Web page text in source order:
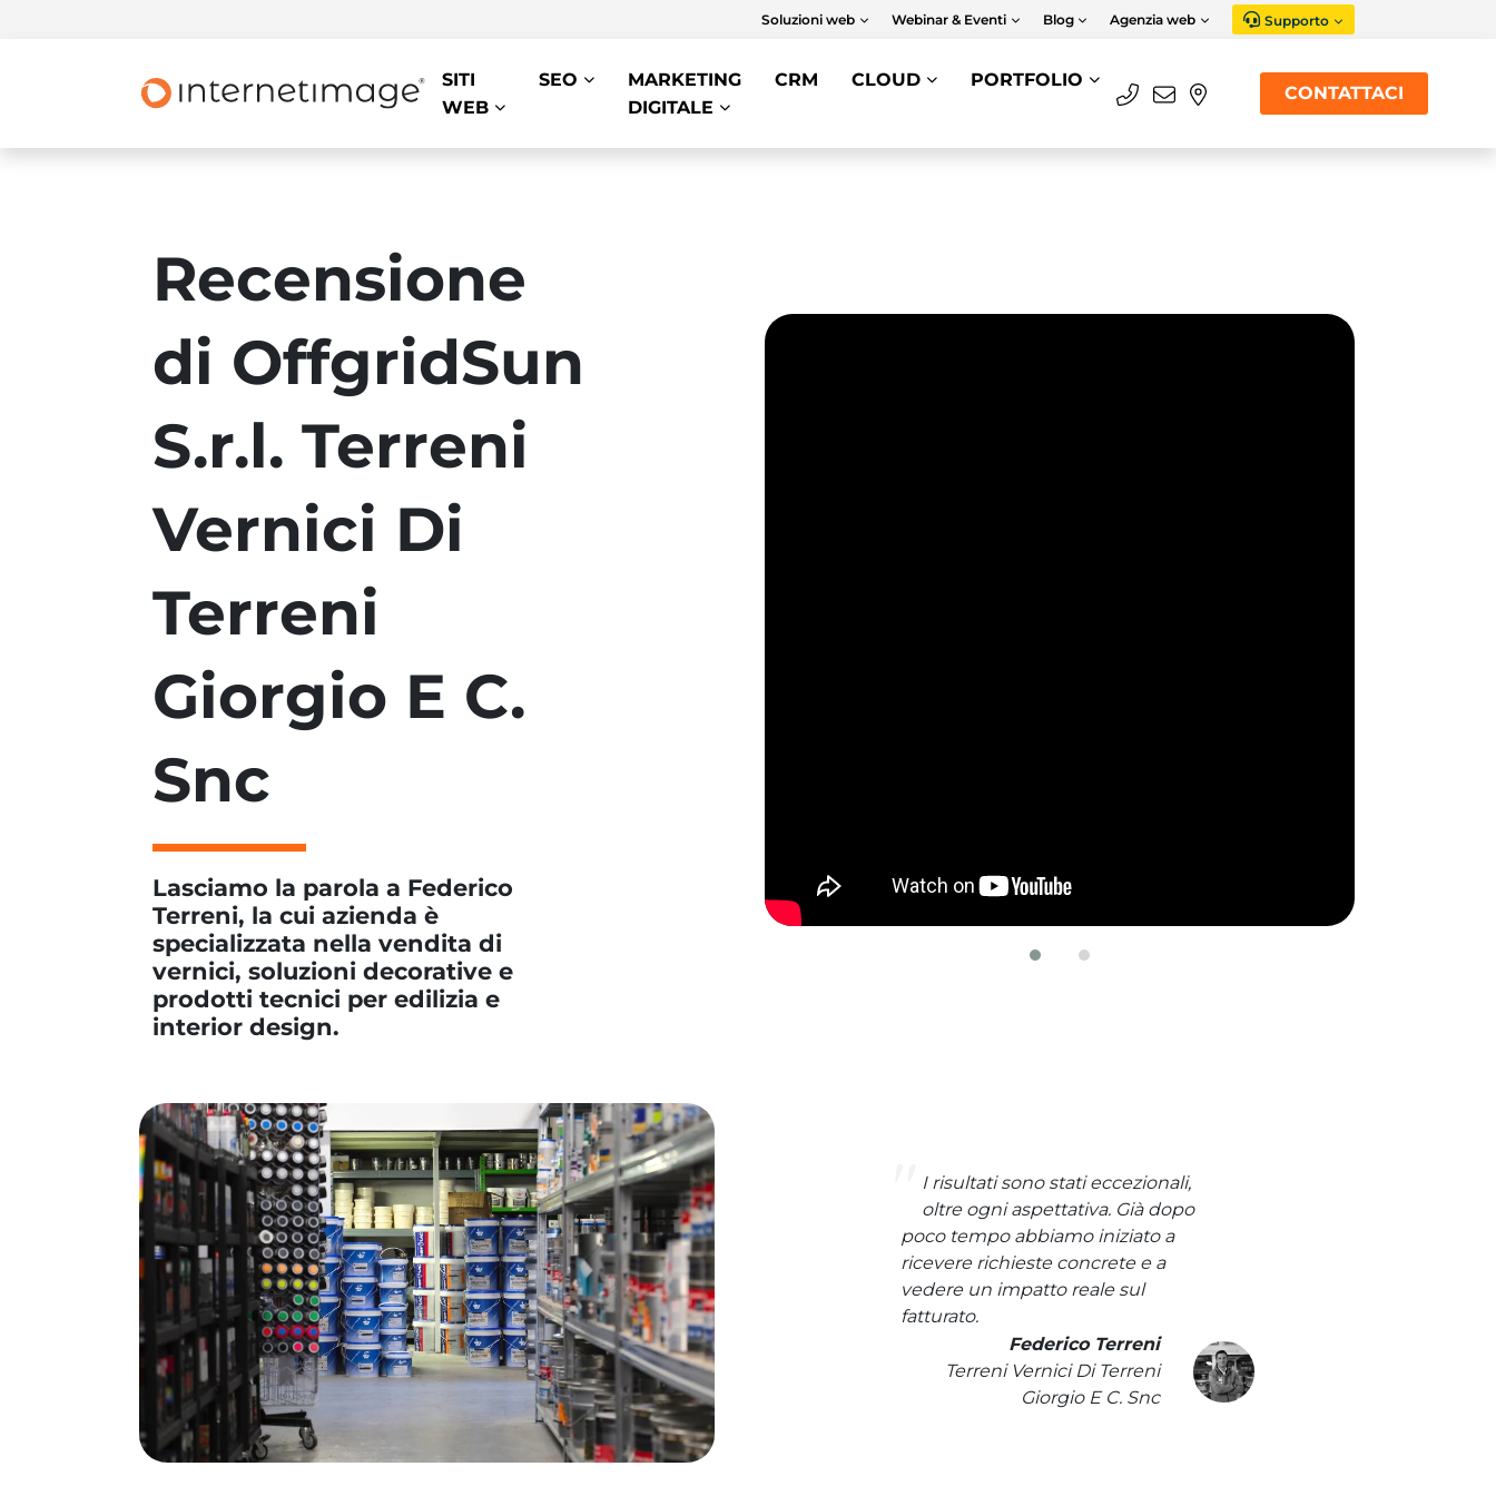
Soluzioni web Webinar & Eventi Blog Agenzia web Supporto
SITI
WEB
SEO
MARKETING
DIGITALE
CRM CLOUD PORTFOLIO
CONTATTACI
Recensione
di OffgridSun
S.r.l. Terreni
Vernici Di
Terreni
Giorgio E C.
Snc
Lasciamo la parola a Federico
Terreni, la cui azienda è
specializzata nella vendita di
vernici, soluzioni decorative e
prodotti tecnici per edilizia e
interior design.
I risultati sono stati eccezionali,
oltre ogni aspettativa. Già dopo
poco tempo abbiamo iniziato a
ricevere richieste concrete e a
vedere un impatto reale sul
fatturato.
Federico Terreni
Terreni Vernici Di Terreni
Giorgio E C. Snc